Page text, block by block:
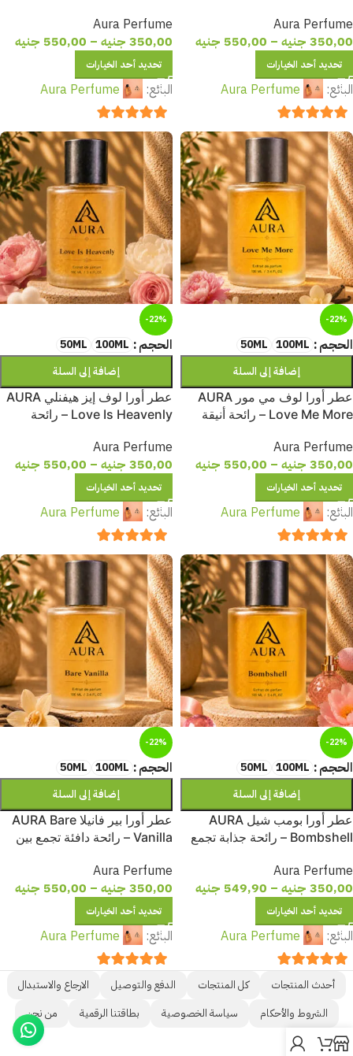
لإطلالة لا تُنسى
Aura Perfume
350,00 جنيه –
550,00 جنيه
تحديد أحد الخيارات
البائع: Aura Perfume
5
out of 5
لإطلالة ساحرة لا تُنسى
Aura Perfume
350,00 جنيه –
550,00 جنيه
تحديد أحد الخيارات
البائع: Aura Perfume
5
out of 5
-22%
الحجم 100ML
50ML
إضافة إلى السلة
عطر أورا لوف مي مور AURA
Love Me More – رائحة أنيقة
يدوم طوال اليوم
Aura Perfume
350,00 جنيه –
550,00 جنيه
تحديد أحد الخيارات
البائع: Aura Perfume
5
out of 5
-22%
الحجم 100ML
50ML
إضافة إلى السلة
عطر أورا لوف إيز هيفنلي AURA
Love Is Heavenly – رائحة
لإطلالة ساحرة لا تُنسى
Aura Perfume
350,00 جنيه –
550,00 جنيه
تحديد أحد الخيارات
البائع: Aura Perfume
5
out of 5
-22%
الحجم 100ML
50ML
إضافة إلى السلة
عطر أورا بومب شيل AURA
Bombshell – رائحة جذابة تجمع
لا تُنسى
Aura Perfume
350,00 جنيه –
549,90 جنيه
تحديد أحد الخيارات
البائع: Aura Perfume
-22%
الحجم 100ML
50ML
إضافة إلى السلة
عطر أورا بير فانيلا AURA Bare
Vanilla – رائحة دافئة تجمع بين
يدوم طوال اليوم
Aura Perfume
350,00 جنيه –
550,00 جنيه
تحديد أحد الخيارات
البائع: Aura Perfume
أحدث المنتجات كل المنتجات الدفع والتوصيل
الارجاع والاستبدال
الشروط والأحكام
سياسة الخصوصية بطاقتنا الرقمية من نحن